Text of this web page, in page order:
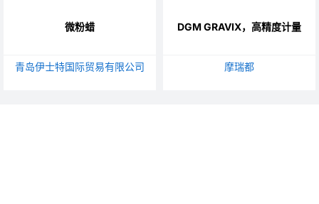
微粉蜡
青岛伊士特国际贸易有限公司
DGM GRAVIX，高精度计量
摩瑞都